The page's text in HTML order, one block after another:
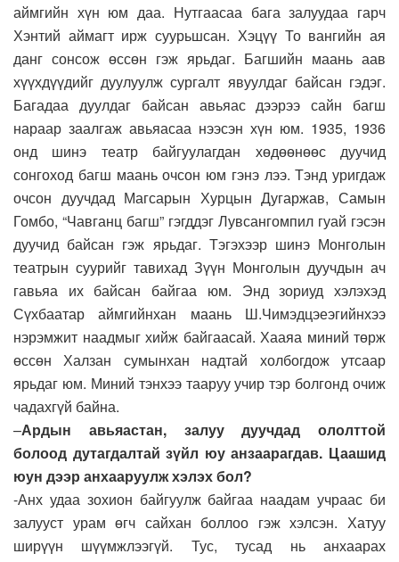
аймгийн хүн юм даа. Нутгаасаа бага залуудаа гарч
Хэнтий аймагт ирж суурьшсан. Хэцүү То вангийн ая
данг сонсож өссөн гэж ярьдаг. Багшийн маань аав
хүүхдүүдийг дуулуулж сургалт явуулдаг байсан гэдэг.
Багадаа дуулдаг байсан авьяас дээрээ сайн багш
нараар заалгаж авьяасаа нээсэн хүн юм. 1935, 1936
онд шинэ театр байгуулагдан хөдөөнөөс дуучид
сонгоход багш маань очсон юм гэнэ лээ. Тэнд уригдаж
очсон дуучдад Магсарын Хурцын Дугаржав, Самын
Гомбо, “Чавганц багш” гэгддэг Лувсангомпил гуай гэсэн
дуучид байсан гэж ярьдаг. Тэгэхээр шинэ Монголын
театрын суурийг тавихад Зүүн Монголын дуучдын ач
гавьяа их байсан байгаа юм. Энд зориуд хэлэхэд
Сүхбаатар аймгийнхан маань Ш.Чимэдцэеэгийнхээ
нэрэмжит наадмыг хийж байгаасай. Хааяа миний төрж
өссөн Халзан сумынхан надтай холбогдож утсаар
ярьдаг юм. Миний тэнхээ тааруу учир тэр болгонд очиж
чадахгүй байна.
–Ардын авьяастан, залуу дуучдад ололттой
болоод дутагдалтай зүйл юу анзаарагдав. Цаашид
юун дээр анхааруулж хэлэх бол?
-Анх удаа зохион байгуулж байгаа наадам учраас би
залууст урам өгч сайхан боллоо гэж хэлсэн. Хатуу
ширүүн шүүмжлээгүй. Тус, тусад нь анхаарах